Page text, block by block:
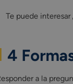
Te puede interesar
4
a la